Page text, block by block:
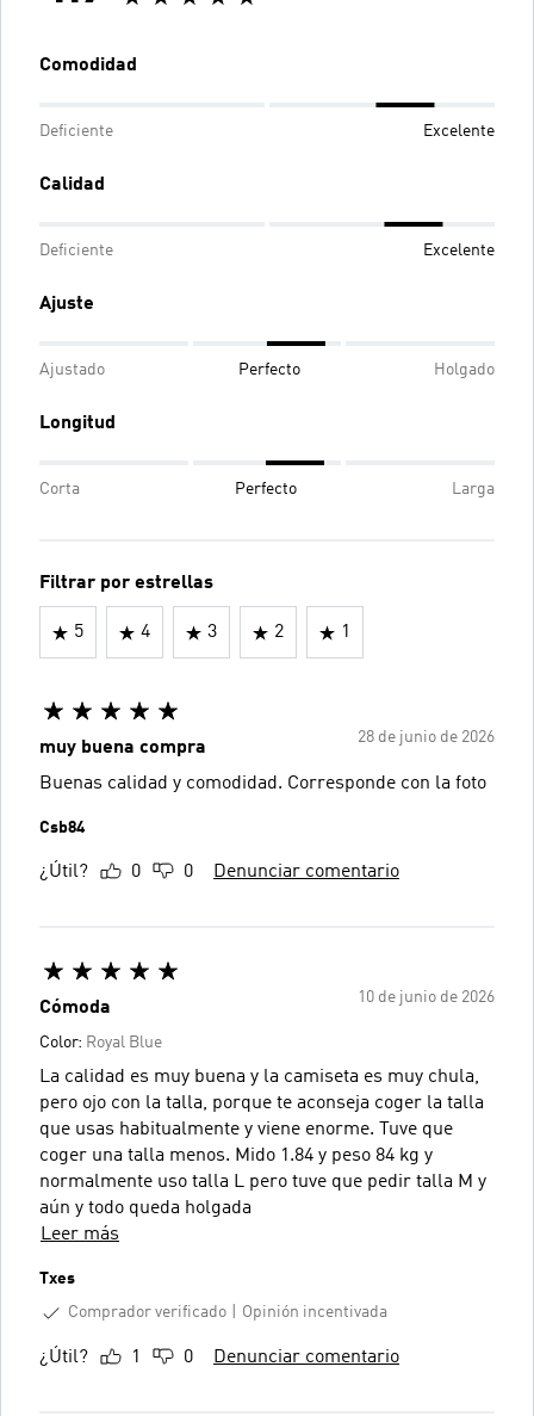
Comodidad
Deficiente Excelente
Calidad
Deficiente Excelente
Ajuste
Ajustado Perfecto Holgado
Longitud
Corta Perfecto Larga
Filtrar por estrellas
5 4 3 2 1
28 de junio de 2026
muy buena compra
Buenas calidad y comodidad. Corresponde con la foto
Csb84
¿Útil? 0 0 Denunciar comentario
10 de junio de 2026
Cómoda
Color: Royal Blue
La calidad es muy buena y la camiseta es muy chula,
pero ojo con la talla, porque te aconseja coger la talla
que usas habitualmente y viene enorme. Tuve que
coger una talla menos. Mido 1.84 y peso 84 kg y
normalmente uso talla L pero tuve que pedir talla M y
aún y todo queda holgada
Leer más
Txes
Comprador verificado
Opinión incentivada
¿Útil? 1 0 Denunciar comentario